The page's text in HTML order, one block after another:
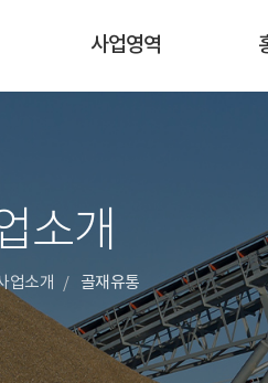
사업영역
소개
업소개 골재유통